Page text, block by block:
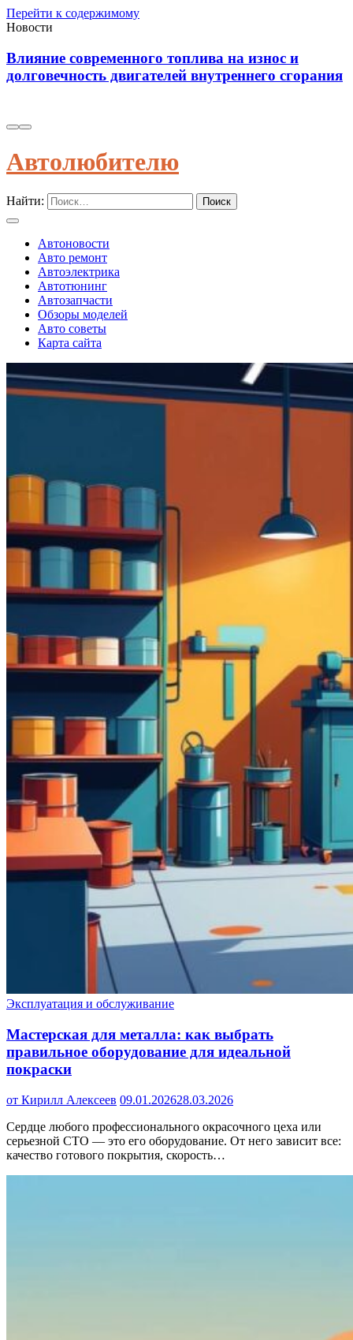
Перейти к содержимому
Новости
Диагностика износостойкости тормозных
колодок через вибрационные и температурные
Автолюбителю
Найти:
Автоновости
Авто ремонт
Автоэлектрика
Автотюнинг
Автозапчасти
Обзоры моделей
Авто советы
Карта сайта
Эксплуатация и обслуживание
Мастерская для металла: как выбрать
правильное оборудование для идеальной
покраски
от Кирилл Алексеев 09.01.202628.03.2026
Сердце любого профессионального окрасочного цеха или
серьезной СТО — это его оборудование. От него зависит все:
качество готового покрытия, скорость…